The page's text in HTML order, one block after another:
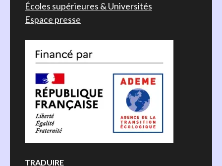
Écoles supérieures & Universités
Espace presse
TRADUIRE